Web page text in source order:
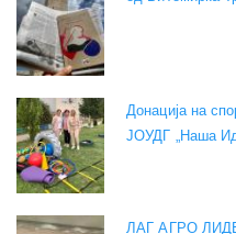
Донација на
ЈОУДГ „Наша
ЛАГ АГРО